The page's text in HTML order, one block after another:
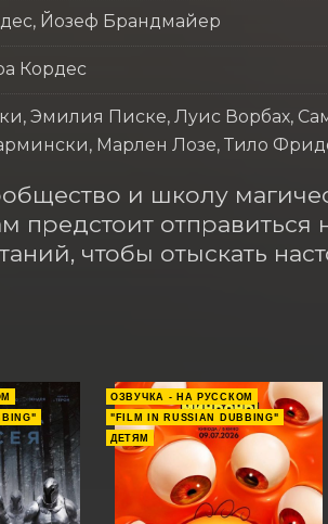
Йозеф Брандмайер
Кордес
Эмилия Писке, Луис Ворбах,
Марлен Лозе, Тило
и школу
отправиться
чтобы отыскать
ОЗВУЧКА - НА РУССКОМ
"FILM IN RUSSIAN DUBBING"
ДЕТЯМ